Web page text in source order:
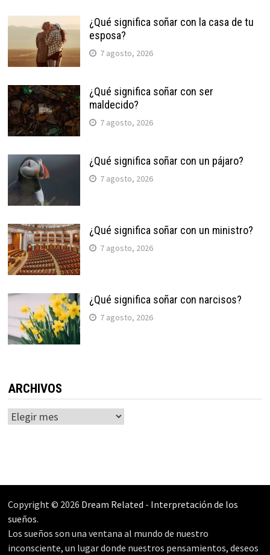
¿Qué significa soñar con la casa de tu
esposa?
7 agosto, 2026
¿Qué significa soñar con ser
maldecido?
7 agosto, 2026
¿Qué significa soñar con un pájaro?
7 agosto, 2026
¿Qué significa soñar con un ministro?
7 agosto, 2026
¿Qué significa soñar con narcisos?
7 agosto, 2026
ARCHIVOS
Archivos
Copyright © 2026 Dream Related - Interpretación de los
sueños.
Los sueños son una ventana al mundo de nuestro
inconsciente, un lugar donde nuestros pensamientos, deseos